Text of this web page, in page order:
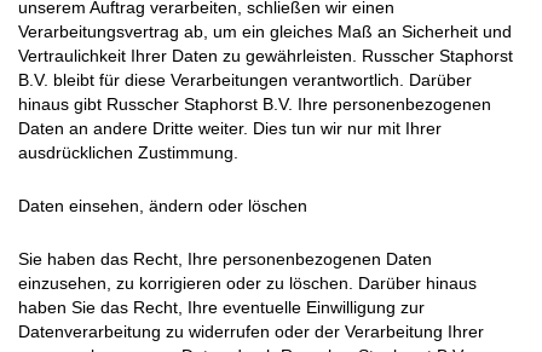
unserem Auftrag verarbeiten, schließen wir einen
Verarbeitungsvertrag ab, um ein gleiches Maß an Sicherheit und
Vertraulichkeit Ihrer Daten zu gewährleisten. Russcher Staphorst
B.V. bleibt für diese Verarbeitungen verantwortlich. Darüber
hinaus gibt Russcher Staphorst B.V. Ihre personenbezogenen
Daten an andere Dritte weiter. Dies tun wir nur mit Ihrer
ausdrücklichen Zustimmung.
Daten einsehen, ändern oder löschen
Sie haben das Recht, Ihre personenbezogenen Daten
einzusehen, zu korrigieren oder zu löschen. Darüber hinaus
haben Sie das Recht, Ihre eventuelle Einwilligung zur
Datenverarbeitung zu widerrufen oder der Verarbeitung Ihrer